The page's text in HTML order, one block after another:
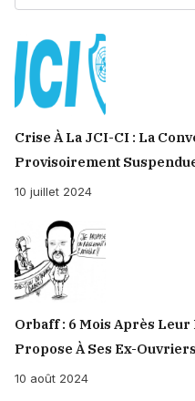
Crise À La JCI-CI : La
Provisoirement
10 juillet 2024
Orbaff : 6 Mois Après
Propose À Ses Ex-
10 août 2024